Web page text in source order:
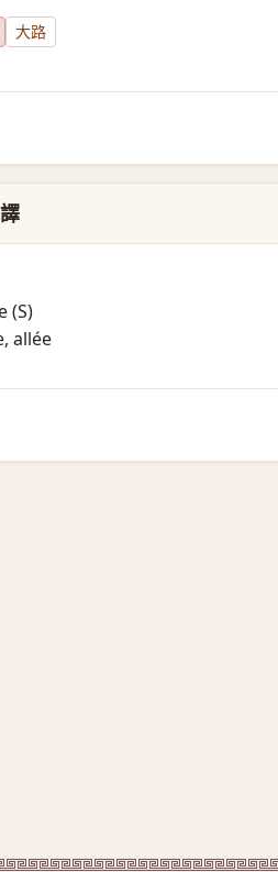
大路
(S)​
allée